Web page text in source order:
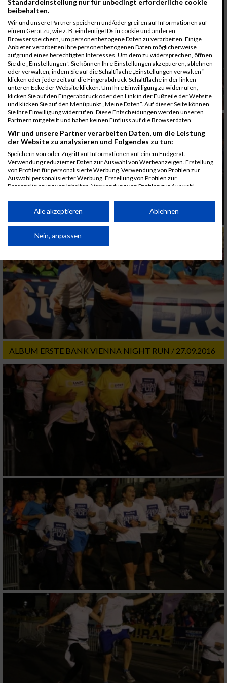
ALBUM ERSTE BANK VIENNA NIGHT RUN / 27.09.2016
Standardeinstellung nur für unbedingt erforderliche cookie
beibehalten.
Wir und unsere Partner speichern und/oder greifen auf Informationen auf
einem Gerät zu, wie z. B. eindeutige IDs in cookie und anderen
Browserspeichern, um personenbezogene Daten zu verarbeiten. Einige
Anbieter verarbeiten Ihre personenbezogenen Daten möglicherweise
aufgrund eines berechtigten Interesses. Um dem zu widersprechen, öffnen
Sie die „Einstellungen“. Sie können Ihre Einstellungen akzeptieren, ablehnen
oder verwalten, indem Sie auf die Schaltfläche „Einstellungen verwalten“
klicken oder jederzeit auf die Fingerabdruck-Schaltfläche in der linken
unteren Ecke der Website klicken. Um Ihre Einwilligung zu widerrufen,
klicken Sie auf den Fingerabdruck oder den Link in der Fußzeile der Website
und klicken Sie auf den Menüpunkt „Meine Daten“. Auf dieser Seite können
Sie Ihre Einwilligung widerrufen. Diese Entscheidungen werden unseren
Partnern mitgeteilt und haben keinen Einfluss auf die Browserdaten.
Wir und unsere Partner verarbeiten Daten, um die Leistung
der Website zu analysieren und Folgendes zu tun:
Speichern von oder Zugriff auf Informationen auf einem Endgerät.
Verwendung reduzierter Daten zur Auswahl von Werbeanzeigen. Erstellung
von Profilen für personalisierte Werbung. Verwendung von Profilen zur
Auswahl personalisierter Werbung. Erstellung von Profilen zur
Personalisierung von Inhalten. Verwendung von Profilen zur Auswahl
Performance von Inhalten. Analyse von Zielgruppen durch Statistiken oder
Kombinationen von Daten aus verschiedenen Quellen. Entwicklung und
von Inhalten.
Daten können außerhalb der Europäischen Union weitergegeben und in die
Website/App.
Partnerliste anzeigen (1 IAB-Anbieter)
Wir nutzen Ihre Daten für folgende Zwecke:
IAB-Verarbeitungszwecke:
Speichern von oder Zugriff auf Informationen
auf einem Endgerät
Verwendung reduzierter Daten zur Auswahl
von Werbeanzeigen
Erstellung von Profilen für personalisierte
Werbung
Verwendung von Profilen zur Auswahl
personalisierter Werbung
Erstellung von Profilen zur Personalisierung
Verwendung von Profilen zur Auswahl
personalisierter Inhalte
Messung der Werbeleistung
Messung der Performance von Inhalten
Analyse von Zielgruppen durch Statistiken
oder Kombinationen von Daten aus
verschiedenen Quellen
Entwicklung und Verbesserung der Angebote
Verwendung reduzierter Daten zur Auswahl
Alle akzeptieren Ablehnen
Nein, anpassen